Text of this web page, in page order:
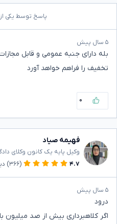
پاسخ توسط یکی از
۵ سال پیش
بله دارای جنبه عمومی و قابل
تخفیف را فراهم خواهد آورد
۰
فهیمه صیاد
وکیل پایه یک کانون وکلای
۴.۷
(۳۶۶)
۵ سال پیش
درود
اگر کلاهبرداری بیش از صد میلیون